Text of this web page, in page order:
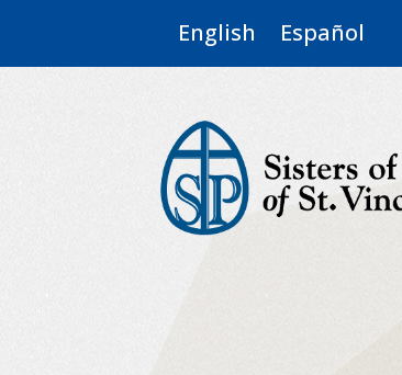
English Español